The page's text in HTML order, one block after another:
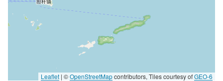
Leaflet | ©OpenStreetMapcontributors, Tiles courtesy ofGEO-6